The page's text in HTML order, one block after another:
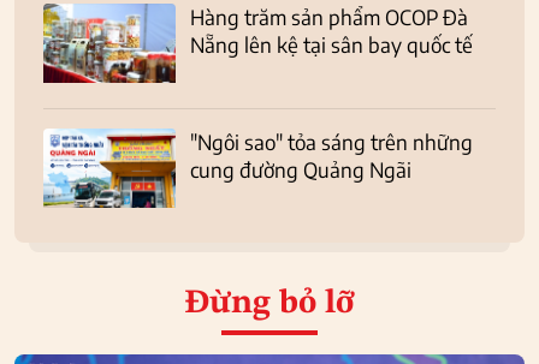
Hàng trăm sản phẩm OCOP Đà
Nẵng lên kệ tại sân bay quốc tế
"Ngôi sao" tỏa sáng trên những
cung đường Quảng Ngãi
Đừng bỏ lỡ